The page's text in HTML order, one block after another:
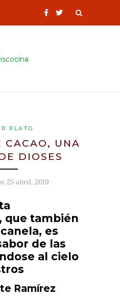
PLATO
CACAO, UNA
DIOSES
25 abril, 2019
que también
es
de las
al cielo
Ramírez